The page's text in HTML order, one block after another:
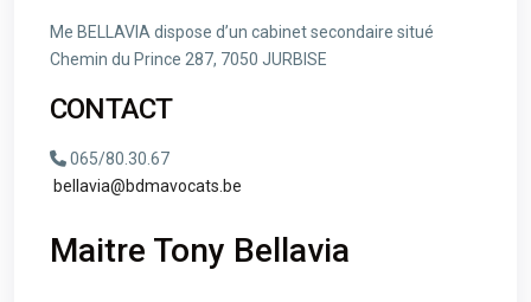
Me BELLAVIA dispose d’un cabinet secondaire situé
Chemin du Prince 287, 7050 JURBISE
CONTACT
065/80.30.67
bellavia@bdmavocats.be
Maitre Tony Bellavia